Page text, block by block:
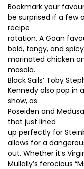
Bookmark your
be surprised if a few
recipe
rotation. A Goan
bold, tangy, and
marinated chicken
masala.
Black Sails’ Toby
Kennedy also pop in
show, as
Poseiden and
that just lined
up perfectly for
allows for a
out. Whether it’s
Mullally’s ferocious